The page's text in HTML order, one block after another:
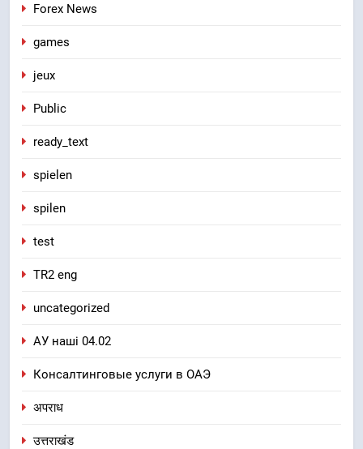
Forex News
games
jeux
Public
ready_text
spielen
spilen
test
TR2 eng
uncategorized
АУ наші 04.02
Консалтинговые услуги в ОАЭ
अपराध
उत्तराखंड